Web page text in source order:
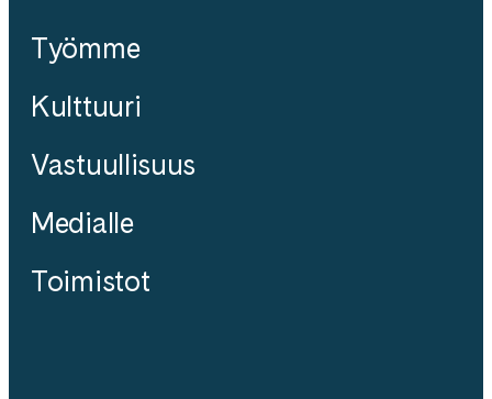
Työmme
Kulttuuri
Vastuullisuus
Medialle
Toimistot